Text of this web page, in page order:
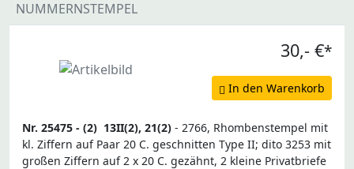
NUMMERNSTEMPEL
30,- €*
In den Warenkorb
Nr. 25475 - (2) 13II(2), 21(2) - 2766, Rhombenstempel mit
kl. Ziffern auf Paar 20 C. geschnitten Type II; dito 3253 mit
großen Ziffern auf 2 x 20 C. gezähnt, 2 kleine Privatbriefe